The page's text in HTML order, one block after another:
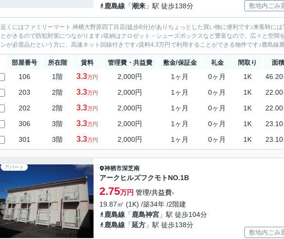
鹿島線 「潮来 」駅 徒歩138分
敷地内ごみ
近くにはファミリーマート 神栖大野原四丁目店(徒歩6分)がありちょっとした買い物に便利です♪来客時に
とがきるので防犯対策につながります♪収納はクロゼット・シューズボックスなど豊富なので、広々と空間
ンが必需品だという方に、高速ネット回線付きです♪賃料4.3万円で利用することができる物件です♪鹿島線
部屋番号 所在階 賃料 管理費・共益費 敷金/保証金 礼金 間取り 面積
106 1階 3.3万円 2,000円 1ヶ月 0ヶ月 1K 46.20
203 2階 3.3万円 2,000円 1ヶ月 0ヶ月 1K 22.00
202 2階 3.3万円 2,000円 1ヶ月 0ヶ月 1K 22.00
306 3階 3.3万円 2,000円 1ヶ月 0ヶ月 1K 23.10
301 3階 3.3万円 2,000円 1ヶ月 0ヶ月 1K 23.10
アパート 神栖市深芝南
アークヒルズフクモトNO.1B
2.75万円 管理/共益費-
19.87㎡ (1K) /築34年 /2階建
鹿島線 「 鹿島神宮 」駅 徒歩104分
鹿島線 「延方 」駅 徒歩138分
敷地内ごみ